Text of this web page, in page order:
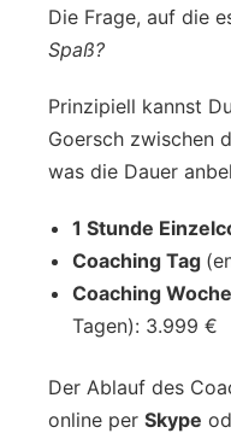
Die Frage, auf die
Spaß?
Prinzipiell kannst
Goersch zwischen
was die Dauer
1 Stunde
Coaching Tag
Coaching Woche
Tagen): 3.999 €
Der Ablauf des
online per Skype